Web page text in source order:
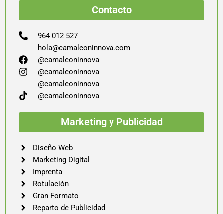
Contacto
964 012 527
hola@camaleoninnova.com
@camaleoninnova
@camaleoninnova
@camaleoninnova
@camaleoninnova
Marketing y Publicidad
Diseño Web
Marketing Digital
Imprenta
Rotulación
Gran Formato
Reparto de Publicidad